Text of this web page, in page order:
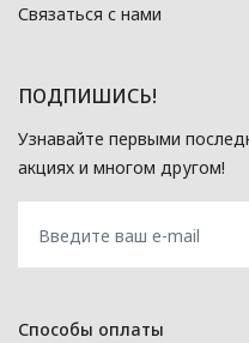
Связаться с нами
ПОДПИШИСЬ!
Узнавайте первыми
акциях и многом другом!
Способы оплаты